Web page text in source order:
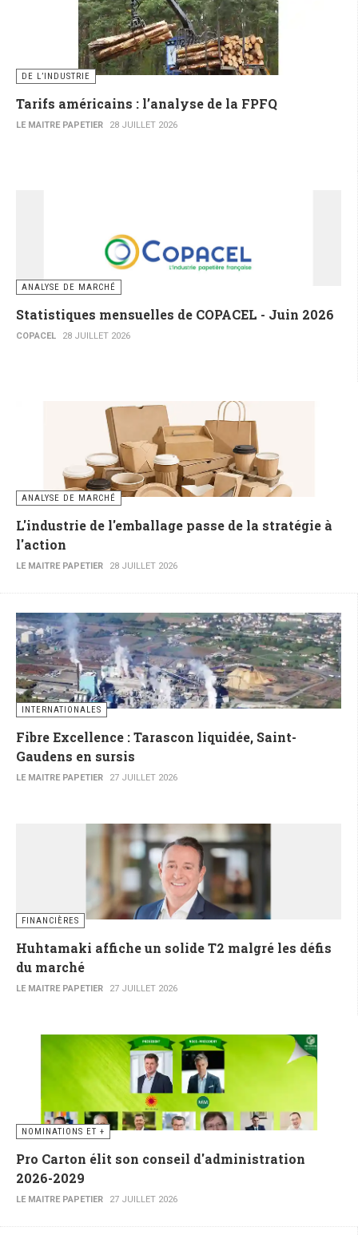
DE L’INDUSTRIE
Tarifs américains : l’analyse de la FPFQ
LE MAITRE PAPETIER 28 JUILLET 2026
ANALYSE DE MARCHÉ
Statistiques mensuelles de COPACEL - Juin 2026
COPACEL 28 JUILLET 2026
ANALYSE DE MARCHÉ
L'industrie de l'emballage passe de la stratégie à
l'action
LE MAITRE PAPETIER 28 JUILLET 2026
INTERNATIONALES
Fibre Excellence : Tarascon liquidée, Saint-
Gaudens en sursis
LE MAITRE PAPETIER 27 JUILLET 2026
FINANCIÈRES
Huhtamaki affiche un solide T2 malgré les défis
du marché
LE MAITRE PAPETIER 27 JUILLET 2026
NOMINATIONS ET +
Pro Carton élit son conseil d'administration
2026-2029
LE MAITRE PAPETIER 27 JUILLET 2026